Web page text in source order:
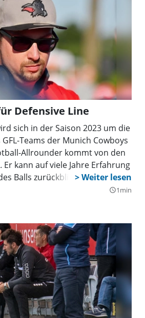
Defensive Line
sich in der Saison 2023 um die
Teams der Munich Cowboys
Allrounder kommt von den
kann auf viele Jahre Erfahrung
Balls zurückblicken.
query_builder1min